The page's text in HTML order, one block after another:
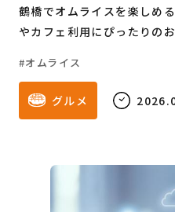
鶴橋でオムライスを楽しめ
やカフェ利用にぴったりの
オムライス
グルメ